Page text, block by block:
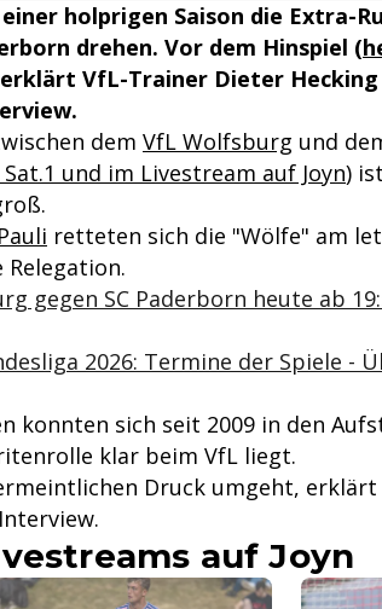
holprigen Saison die Extra-
drehen. Vor dem Hinspiel (
VfL-Trainer Dieter Hecking
dem VfL Wolfsburg und
und im Livestream auf Joyn)
retteten sich die "Wölfe" am
Relegation.
gegen SC Paderborn heute ab
2026: Termine der Spiele -
konnten sich seit 2009 in den
klar beim VfL liegt.
Druck umgeht,
auf Joyn